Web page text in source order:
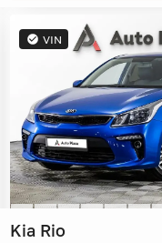
VIN
Kia Rio